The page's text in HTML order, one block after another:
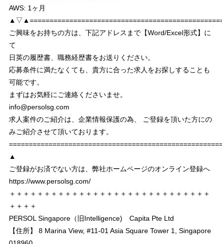
AWS: 1ヶ月
ご興味をお持ちの方は、下記アドレスまで【Word/Excel形式】に
て
日英の履歴書、職務経歴書をお送りください。
応募条件に満たなくても、貴方に合った求人をお探しすることも
可能です。
まずはお気軽にご連絡くださいませ。
info@persolsg.com
求人案件のご紹介は、企業情報保護の為、 ご登録を頂いた方にの
みご紹介させて頂いております。
▲
ご登録がお済でない方は、弊社ホームページのオンライン登録へ
https://www.persolsg.com/
＋＋＋＋＋＋＋＋＋＋＋＋＋＋＋＋＋＋＋＋＋＋＋＋＋＋＋＋＋
＋＋＋＋
PERSOL Singapore（旧Intelligence) Capita Pte Ltd
【住所】 8 Marina View, #11-01 Asia Square Tower 1, Singapore